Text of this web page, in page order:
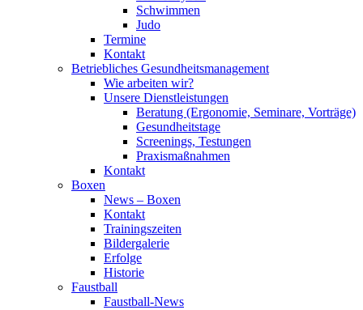
Schwimmen
Judo
Termine
Kontakt
Betriebliches Gesundheits­management
Wie arbeiten wir?
Unsere Dienstleistungen
Beratung (Ergonomie, Seminare, Vorträge)
Gesundheitstage
Screenings, Testungen
Praxismaßnahmen
Kontakt
Boxen
News – Boxen
Kontakt
Trainingszeiten
Bildergalerie
Erfolge
Historie
Faustball
Faustball-News